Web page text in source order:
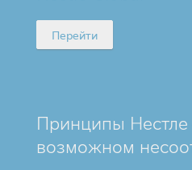
Перейти
Принципы
возможном